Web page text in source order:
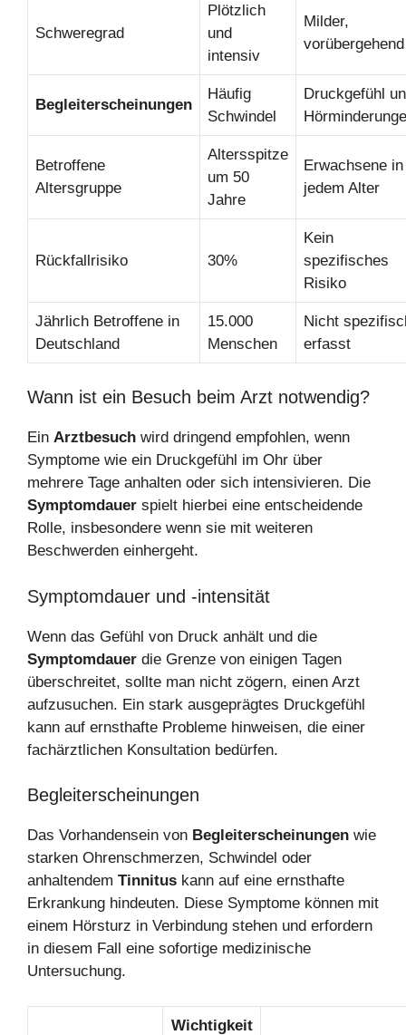
Schweregrad
Plötzlich
und
intensiv
Milder,
vorübergehend
Begleiterscheinungen
Häufig
Schwindel
Druckgefühl
Betroffene
Altersgruppe
Altersspitze
um 50
Jahre
Erwachsene in
jedem Alter
Rückfallrisiko 30%
Kein
spezifisches
Risiko
Jährlich Betroffene in
Deutschland
15.000
Menschen
Nicht
erfasst
Wann ist ein Besuch beim Arzt notwendig?
Ein Arztbesuch wird dringend empfohlen, wenn
Symptome wie ein Druckgefühl im Ohr über
mehrere Tage anhalten oder sich intensivieren. Die
Symptomdauer spielt hierbei eine entscheidende
Rolle, insbesondere wenn sie mit weiteren
Beschwerden einhergeht.
Symptomdauer und -intensität
Wenn das Gefühl von Druck anhält und die
Symptomdauer die Grenze von einigen Tagen
überschreitet, sollte man nicht zögern, einen Arzt
aufzusuchen. Ein stark ausgeprägtes Druckgefühl
kann auf ernsthafte Probleme hinweisen, die einer
fachärztlichen Konsultation bedürfen.
Begleiterscheinungen
Das Vorhandensein von Begleiterscheinungen wie
starken Ohrenschmerzen, Schwindel oder
anhaltendem Tinnitus kann auf eine ernsthafte
Erkrankung hindeuten. Diese Symptome können mit
einem Hörsturz in Verbindung stehen und erfordern
in diesem Fall eine sofortige medizinische
Untersuchung.
Wichtigkeit